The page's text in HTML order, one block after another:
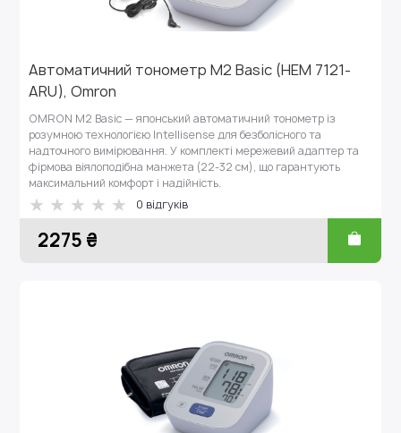
Автоматичний тонометр M2 Basic (HEM 7121-
ARU), Omron
OMRON M2 Basic — японський автоматичний тонометр із
розумною технологією Intellisense для безболісного та
надточного вимірювання. У комплекті мережевий адаптер та
фірмова віялоподібна манжета (22-32 см), що гарантують
максимальний комфорт і надійність.
0 відгуків
2275 ₴